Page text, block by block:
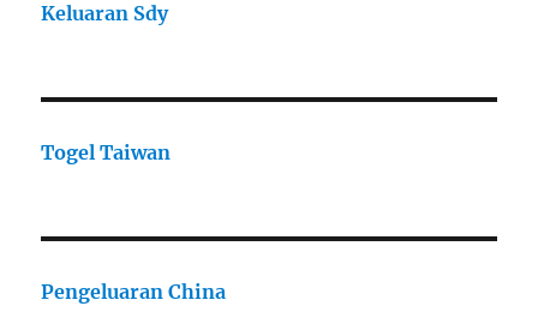
Keluaran Sdy
Togel Taiwan
Pengeluaran China